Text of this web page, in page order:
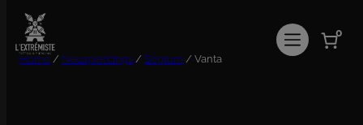
naar
de
inhoud
0
Home / Neuspiercings /Septum / Vanta